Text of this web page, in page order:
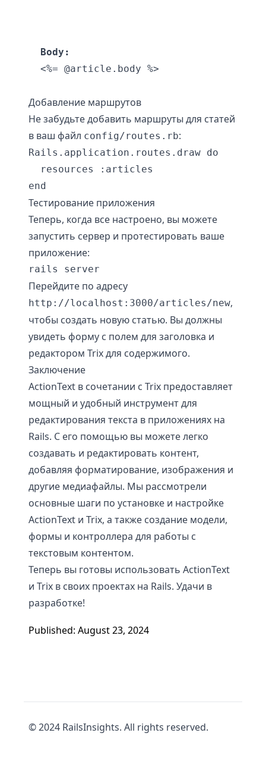
Body:
Добавление маршрутов
Не забудьте добавить маршруты для статей
в ваш файл config/routes.rb:
Rails.application.routes.draw do
  resources :articles
Тестирование приложения
Теперь, когда все настроено, вы можете
запустить сервер и протестировать ваше
приложение:
Перейдите по адресу
http://localhost:3000/articles/new,
чтобы создать новую статью. Вы должны
увидеть форму с полем для заголовка и
редактором Trix для содержимого.
Заключение
ActionText в сочетании с Trix предоставляет
мощный и удобный инструмент для
редактирования текста в приложениях на
Rails. С его помощью вы можете легко
создавать и редактировать контент,
добавляя форматирование, изображения и
другие медиафайлы. Мы рассмотрели
основные шаги по установке и настройке
ActionText и Trix, а также создание модели,
формы и контроллера для работы с
текстовым контентом.
Теперь вы готовы использовать ActionText
и Trix в своих проектах на Rails. Удачи в
разработке!
Published: August 23, 2024
© 2024 RailsInsights. All rights reserved.